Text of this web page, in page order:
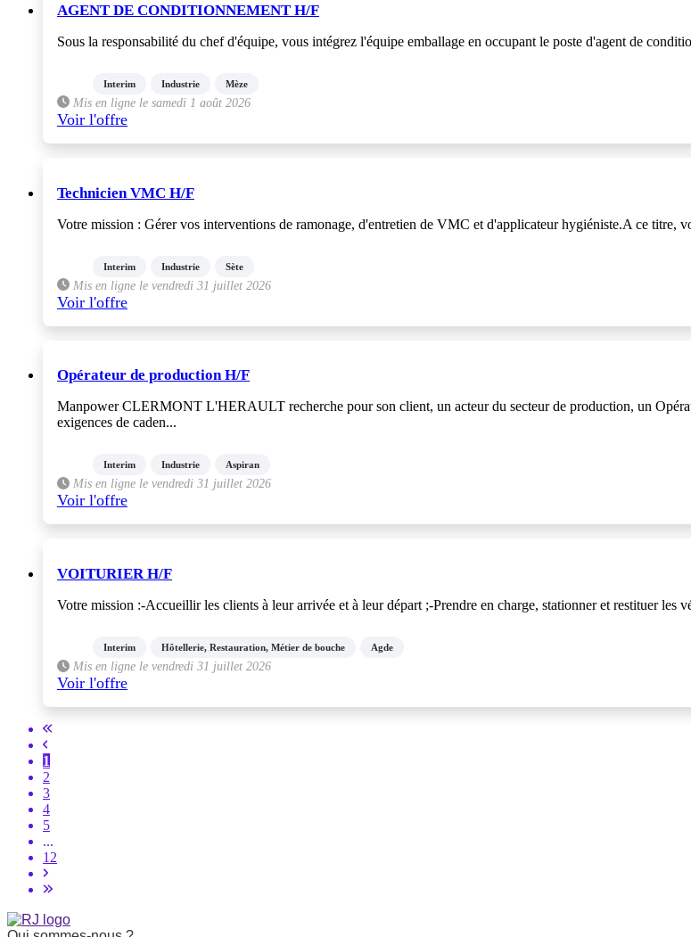
AGENT DE CONDITIONNEMENT H/F
Sous la responsabilité du chef d'équipe, vous intégrez l'équipe emballage en occupant le poste d'agent de
Interim Industrie Mèze
Mis en ligne le samedi 1 août 2026
Voir l'offre
Technicien VMC H/F
Votre mission : Gérer vos interventions de ramonage, d'entretien de VMC et d'applicateur hygiéniste.A ce titre,
Interim Industrie Sète
Mis en ligne le vendredi 31 juillet 2026
Voir l'offre
Opérateur de production H/F
Manpower CLERMONT L'HERAULT recherche pour son client, un acteur du secteur de production, un
exigences de caden...
Interim Industrie Aspiran
Mis en ligne le vendredi 31 juillet 2026
Voir l'offre
VOITURIER H/F
Votre mission :-Accueillir les clients à leur arrivée et à leur départ ;-Prendre en charge, stationner et restituer les
Interim Hôtellerie, Restauration, Métier de bouche Agde
Mis en ligne le vendredi 31 juillet 2026
Voir l'offre
1
2
3
4
5
...
12